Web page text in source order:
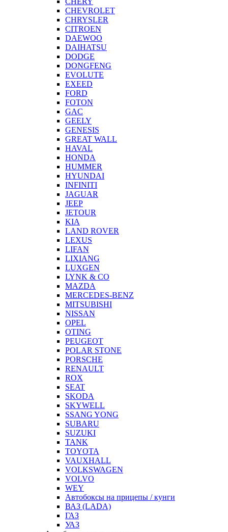
CHEVROLET
CHRYSLER
CITROEN
DAEWOO
DAIHATSU
DODGE
DONGFENG
EVOLUTE
EXEED
FORD
FOTON
GAC
GEELY
GENESIS
GREAT WALL
HAVAL
HONDA
HUMMER
HYUNDAI
INFINITI
JAGUAR
JEEP
JETOUR
KIA
LAND ROVER
LEXUS
LIFAN
LIXIANG
LUXGEN
LYNK & CO
MAZDA
MERCEDES-BENZ
MITSUBISHI
NISSAN
OPEL
OTING
PEUGEOT
POLAR STONE
PORSCHE
RENAULT
ROX
SEAT
SKODA
SKYWELL
SSANG YONG
SUBARU
SUZUKI
TANK
TOYOTA
VAUXHALL
VOLKSWAGEN
VOLVO
WEY
Автобоксы на прицепы / кунги
ВАЗ (LADA)
ГАЗ
УАЗ